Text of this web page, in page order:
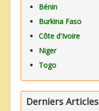
Bénin
Burkina Faso
Côte d'Ivoire
Niger
Togo
Derniers Articles